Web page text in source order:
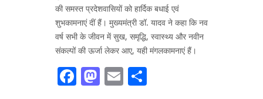
की समस्त प्रदेशवासियों को हार्दिक बधाई एवं
शुभकामनाएं दीं हैं। मुख्यमंत्री डॉ. यादव ने कहा कि नव
वर्ष सभी के जीवन में सुख, समृद्धि, स्वास्थ्य और नवीन
संकल्पों की ऊर्जा लेकर आए, यही मंगलकामनाएं हैं।
Facebook
Mastodon
Email